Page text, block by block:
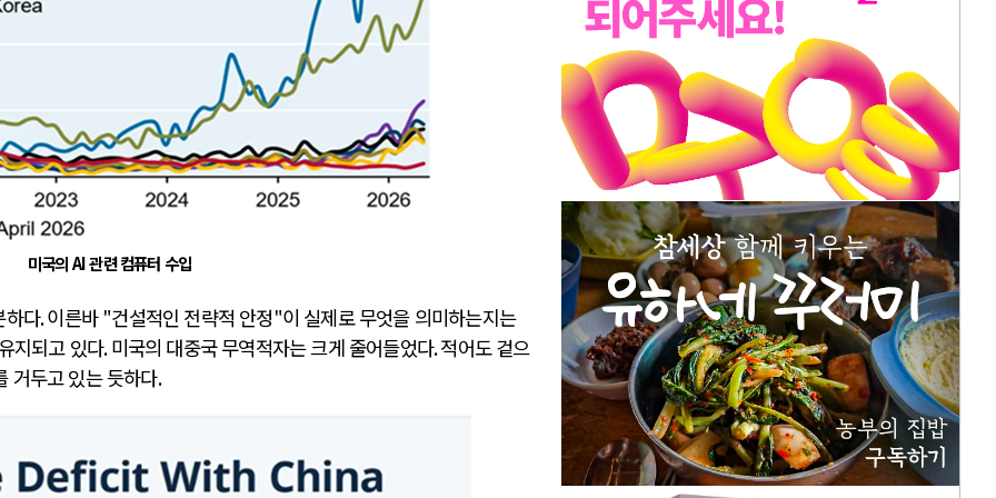
미국의 AI 관련 컴퓨터 수입
하다.이른바 "건설적인 전략적 안정"이 실제로 무엇을 의미하는지는
지되고 있다.미국의 대중국 무역적자는 크게 줄어들었다.적어도 겉으
거두고 있는 듯하다.